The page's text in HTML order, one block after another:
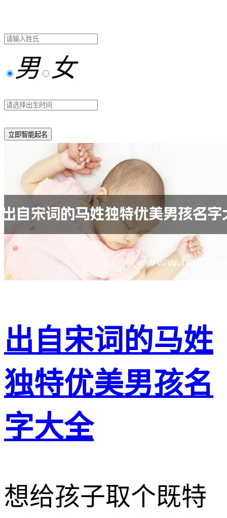
男 女
立即智能起名
出自宋词的马姓
独特优美男孩名
字大全
想给孩子取个既特